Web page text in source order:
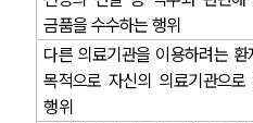
금품을 수수하는 행위
다른 의료기관을 이용하려는 환
목적으로 자신의 의료기관으로
행위